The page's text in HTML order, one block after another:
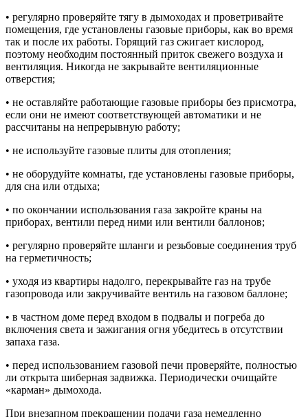
• регулярно проверяйте тягу в дымоходах и проветривайте
помещения, где установлены газовые приборы, как во время
так и после их работы. Горящий газ сжигает кислород,
поэтому необходим постоянный приток свежего воздуха и
вентиляция. Никогда не закрывайте вентиляционные
отверстия;
• не оставляйте работающие газовые приборы без присмотра,
если они не имеют соответствующей автоматики и не
рассчитаны на непрерывную работу;
• не используйте газовые плиты для отопления;
• не оборудуйте комнаты, где установлены газовые приборы,
для сна или отдыха;
• по окончании использования газа закройте краны на
приборах, вентили перед ними или вентили баллонов;
• регулярно проверяйте шланги и резьбовые соединения труб
на герметичность;
• уходя из квартиры надолго, перекрывайте газ на трубе
газопровода или закручивайте вентиль на газовом баллоне;
• в частном доме перед входом в подвалы и погреба до
включения света и зажигания огня убедитесь в отсутствии
запаха газа.
• перед использованием газовой печи проверяйте, полностью
ли открыта шиберная задвижка. Периодически очищайте
«карман» дымохода.
При внезапном прекращении подачи газа немедленно